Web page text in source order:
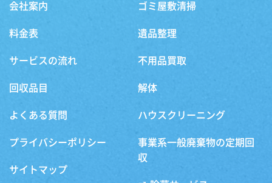
会社案内
料金表
サービスの流れ
回収品目
よくある質問
プライバシーポリシー
サイトマップ
ゴミ屋敷清掃
遺品整理
不用品買取
解体
ハウスクリーニング
事業系一般廃棄物の定期回
収